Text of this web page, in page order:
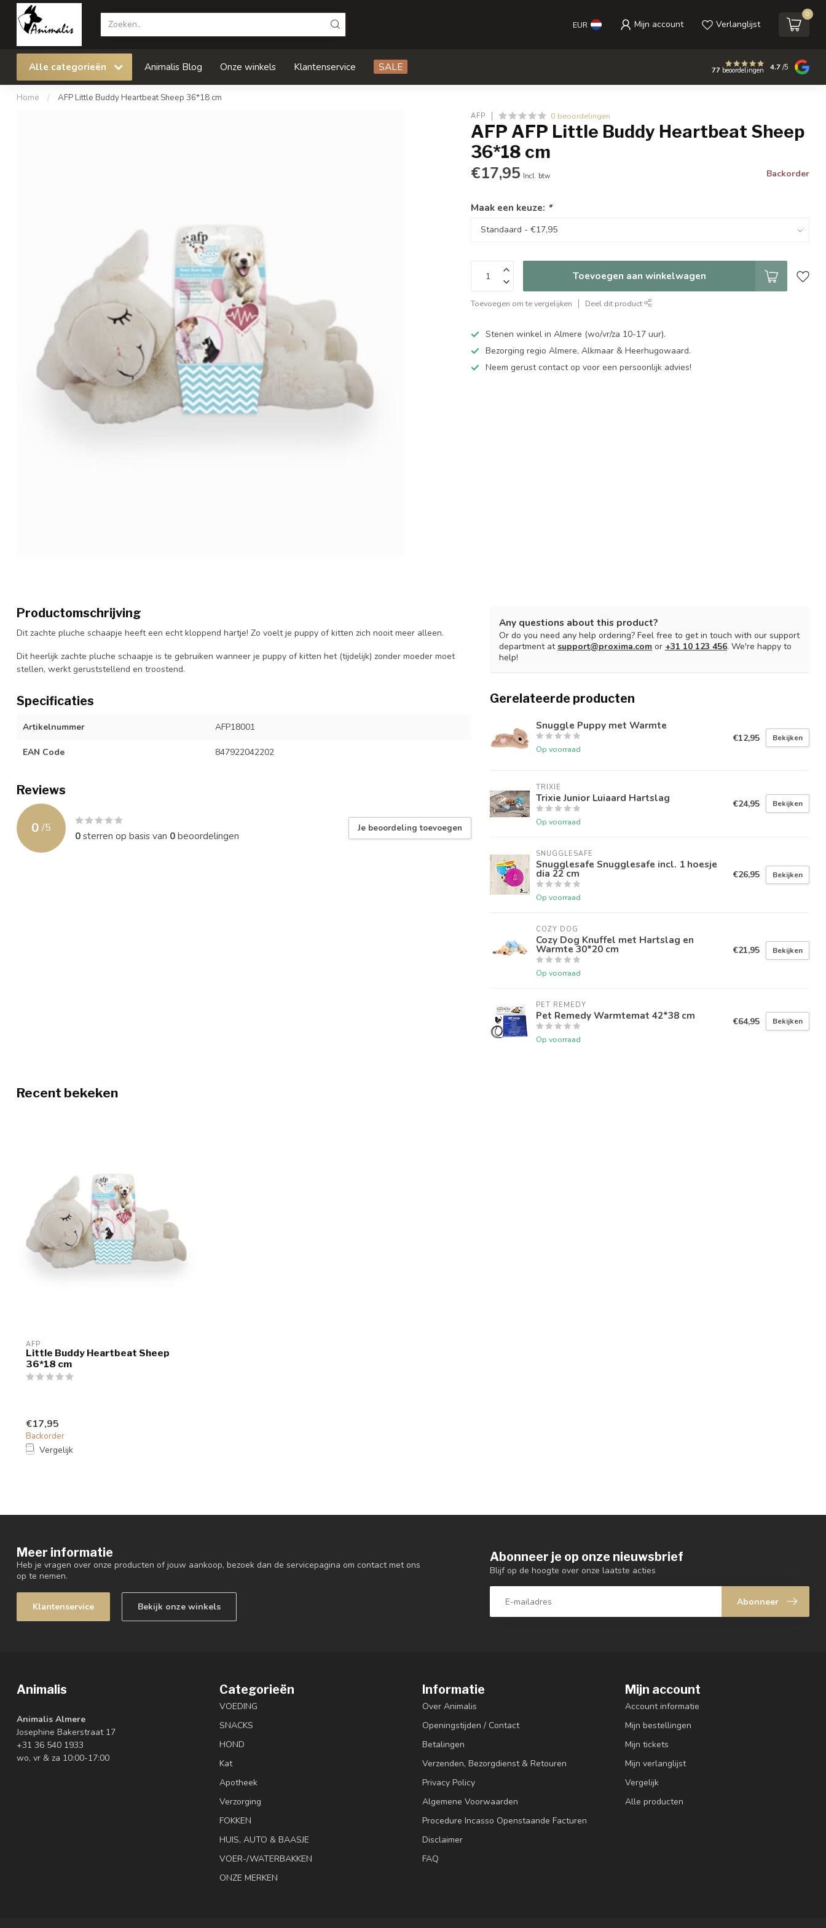
EUR Mijn account Verlanglijst
0
Alle categorieën Animalis Blog Onze winkels Klantenservice SALE 77 beoordelingen 4.7/5
Home / AFP Little Buddy Heartbeat Sheep 36*18 cm
AFP 0 beoordelingen
AFP AFP Little Buddy Heartbeat Sheep
36*18 cm
€17,95 Incl. btw Backorder
Maak een keuze: *
Toevoegen aan winkelwagen
Toevoegen om te vergelijken Deel dit product
Stenen winkel in Almere (wo/vr/za 10-17 uur).
Bezorging regio Almere, Alkmaar & Heerhugowaard.
Neem gerust contact op voor een persoonlijk advies!
Productomschrijving
Dit zachte pluche schaapje heeft een echt kloppend hartje! Zo voelt je puppy of kitten zich nooit meer alleen.
Dit heerlijk zachte pluche schaapje is te gebruiken wanneer je puppy of kitten het (tijdelijk) zonder moeder moet
stellen, werkt geruststellend en troostend.
Specificaties
Artikelnummer AFP18001
EAN Code 847922042202
Reviews
0 /5
0sterren op basis van 0beoordelingen
Je beoordeling toevoegen
Any questions about this product?
Or do you need any help ordering? Feel free to get in touch with our support
department atsupport@proxima.com or +31 10 123 456. We're happy to
help!
Gerelateerde producten
Snuggle Puppy met Warmte
Op voorraad
€12,95 Bekijken
TRIXIE
Trixie Junior Luiaard Hartslag
Op voorraad
€24,95 Bekijken
SNUGGLESAFE
Snugglesafe Snugglesafe incl. 1 hoesje
dia 22 cm
Op voorraad
€26,95 Bekijken
COZY DOG
Cozy Dog Knuffel met Hartslag en
Warmte 30*20 cm
Op voorraad
€21,95 Bekijken
PET REMEDY
Pet Remedy Warmtemat 42*38 cm
Op voorraad
€64,95 Bekijken
Recent bekeken
AFP
Little Buddy Heartbeat Sheep
36*18 cm
€17,95
Backorder
Vergelijk
Meer informatie
Heb je vragen over onze producten of jouw aankoop, bezoek dan de servicepagina om contact met ons
op te nemen.
Klantenservice Bekijk onze winkels
Abonneer je op onze nieuwsbrief
Blijf op de hoogte over onze laatste acties
Abonneer
Animalis
Animalis Almere
Josephine Bakerstraat 17
+31 36 540 1933
wo, vr & za 10:00-17:00
Categorieën
VOEDING
SNACKS
HOND
Kat
Apotheek
Verzorging
FOKKEN
HUIS, AUTO & BAASJE
VOER-/WATERBAKKEN
ONZE MERKEN
Informatie
Over Animalis
Openingstijden / Contact
Betalingen
Verzenden, Bezorgdienst & Retouren
Privacy Policy
Algemene Voorwaarden
Procedure Incasso Openstaande Facturen
Disclaimer
FAQ
Mijn account
Account informatie
Mijn bestellingen
Mijn tickets
Mijn verlanglijst
Vergelijk
Alle producten